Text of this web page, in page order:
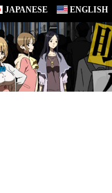
JAPANESE ENGLISH